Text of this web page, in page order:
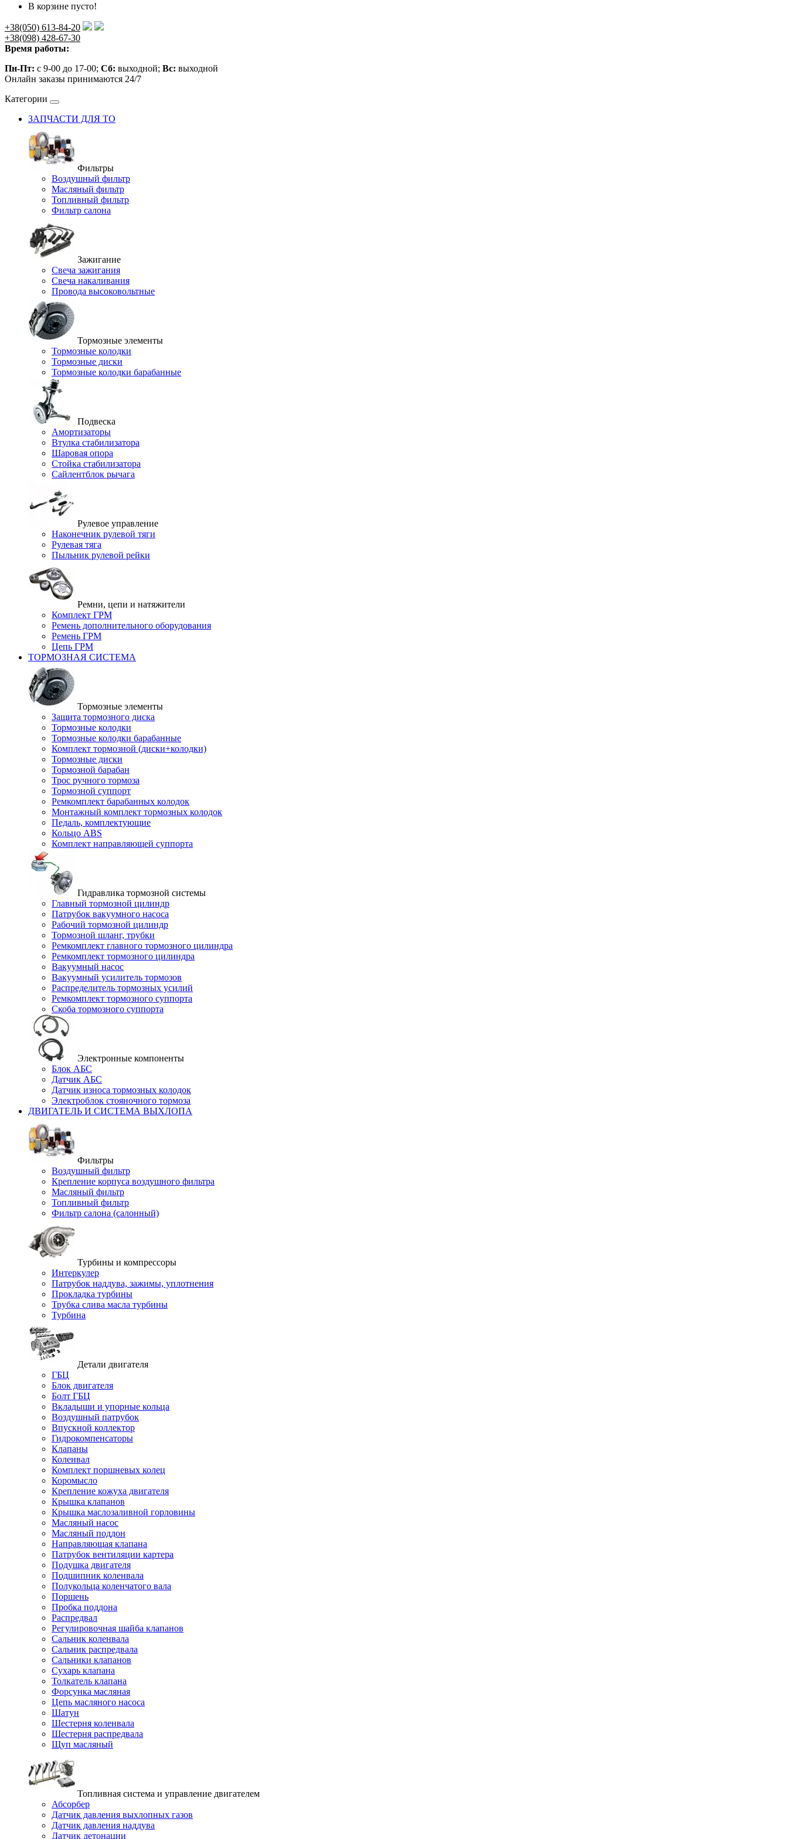
В корзине пусто!
+38(050) 613-84-20
+38(098) 428-67-30
Время работы:
Пн-Пт: с 9-00 до 17-00; Сб: выходной; Вс: выходной
Онлайн заказы принимаются 24/7
Категории
ЗАПЧАСТИ ДЛЯ ТО
Фильтры
Воздушный фильтр
Масляный фильтр
Топливный фильтр
Фильтр салона
Зажигание
Свеча зажигания
Свеча накаливания
Провода высоковольтные
Тормозные элементы
Тормозные колодки
Тормозные диски
Тормозные колодки барабанные
Подвеска
Амортизаторы
Втулка стабилизатора
Шаровая опора
Стойка стабилизатора
Сайлентблок рычага
Рулевое управление
Наконечник рулевой тяги
Рулевая тяга
Пыльник рулевой рейки
Ремни, цепи и натяжители
Комплект ГРМ
Ремень дополнительного оборудования
Ремень ГРМ
Цепь ГРМ
ТОРМОЗНАЯ СИСТЕМА
Тормозные элементы
Защита тормозного диска
Тормозные колодки
Тормозные колодки барабанные
Комплект тормозной (диски+колодки)
Тормозные диски
Тормозной барабан
Трос ручного тормоза
Тормозной суппорт
Ремкомплект барабанных колодок
Монтажный комплект тормозных колодок
Педаль, комплектующие
Кольцо ABS
Комплект направляющей суппорта
Гидравлика тормозной системы
Главный тормозной цилиндр
Патрубок вакуумного насоса
Рабочий тормозной цилиндр
Тормозной шланг, трубки
Ремкомплект главного тормозного цилиндра
Ремкомплект тормозного цилиндра
Вакуумный насос
Вакуумный усилитель тормозов
Распределитель тормозных усилий
Ремкомплект тормозного суппорта
Скоба тормозного суппорта
Электронные компоненты
Блок АБС
Датчик АБС
Датчик износа тормозных колодок
Электроблок стояночного тормоза
ДВИГАТЕЛЬ И СИСТЕМА ВЫХЛОПА
Фильтры
Воздушный фильтр
Крепление корпуса воздушного фильтра
Масляный фильтр
Топливный фильтр
Фильтр салона (салонный)
Турбины и компрессоры
Интеркулер
Патрубок наддува, зажимы, уплотнения
Прокладка турбины
Трубка слива масла турбины
Турбина
Детали двигателя
ГБЦ
Блок двигателя
Болт ГБЦ
Вкладыши и упорные кольца
Воздушный патрубок
Впускной коллектор
Гидрокомпенсаторы
Клапаны
Коленвал
Комплект поршневых колец
Коромысло
Крепление кожуха двигателя
Крышка клапанов
Крышка маслозаливной горловины
Масляный насос
Масляный поддон
Направляющая клапана
Патрубок вентиляции картера
Подушка двигателя
Подшипник коленвала
Полукольца коленчатого вала
Поршень
Пробка поддона
Распредвал
Регулировочная шайба клапанов
Сальник коленвала
Сальник распредвала
Сальники клапанов
Сухарь клапана
Толкатель клапана
Форсунка масляная
Цепь масляного насоса
Шатун
Шестерня коленвала
Шестерня распредвала
Щуп масляный
Топливная система и управление двигателем
Абсорбер
Датчик давления выхлопных газов
Датчик давления наддува
Датчик детонации